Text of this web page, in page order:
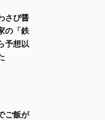
さび醤
の「鉄
予想以
ご飯が